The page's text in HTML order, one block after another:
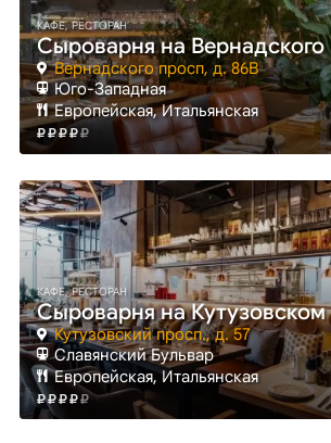
КАФЕ, РЕСТОРАН
Сыроварня на Вернадского
Вернадского просп, д. 86В
Юго-Западная
Европейская, Итальянская
КАФЕ, РЕСТОРАН
Сыроварня на Кутузовском
Кутузовский просп., д. 57
Славянский Бульвар
Европейская, Итальянская